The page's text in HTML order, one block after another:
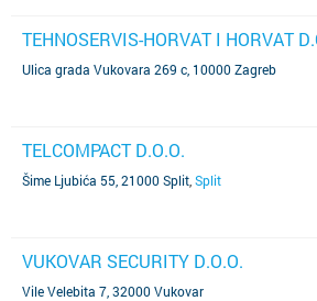
TEHNOSERVIS-HORVAT I HORVAT
Ulica grada Vukovara 269 c, 10000 Zagreb
TELCOMPACT D.O.O.
Šime Ljubića 55, 21000 Split Split
VUKOVAR SECURITY D.O.O.
Vile Velebita 7, 32000 Vukovar